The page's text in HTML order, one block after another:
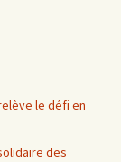
le défi en
des